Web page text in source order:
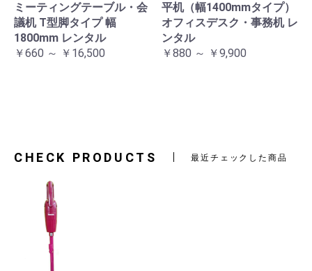
ミーティングテーブル・会
議机 T型脚タイプ 幅
1800mm レンタル
￥660 ～ ￥16,500
平机（幅1400mmタイプ）
オフィスデスク・事務机 レ
ンタル
￥880 ～ ￥9,900
CHECK PRODUCTS 最近チェックした商品